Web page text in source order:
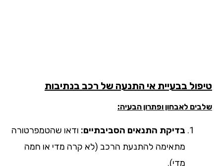
בבעיית אי התנעה של רכבבנתיבות
לאבחון ופתרון הבעיה:
בדיקת התנאים הסביבתיים:ודאו שהטמפרטורה
מתאימה להתנעת הרכב (לא קרה מדי או חמה